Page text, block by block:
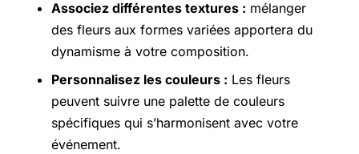
Associez différentes textures : mélanger
des fleurs aux formes variées apportera du
dynamisme à votre composition.
Personnalisez les couleurs : Les fleurs
peuvent suivre une palette de couleurs
spécifiques qui s’harmonisent avec votre
événement.